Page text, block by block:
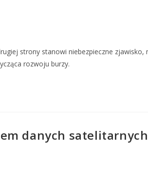
strony stanowi niebezpieczne zjawisko,
rozwoju burzy.
danych satelitarnych